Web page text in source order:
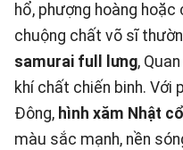
hổ, phượng hoàng
chuộng chất võ sĩ
samurai full lưng,
khí chất chiến binh. Với
Đông, hình xăm Nhật
màu sắc mạnh, nền